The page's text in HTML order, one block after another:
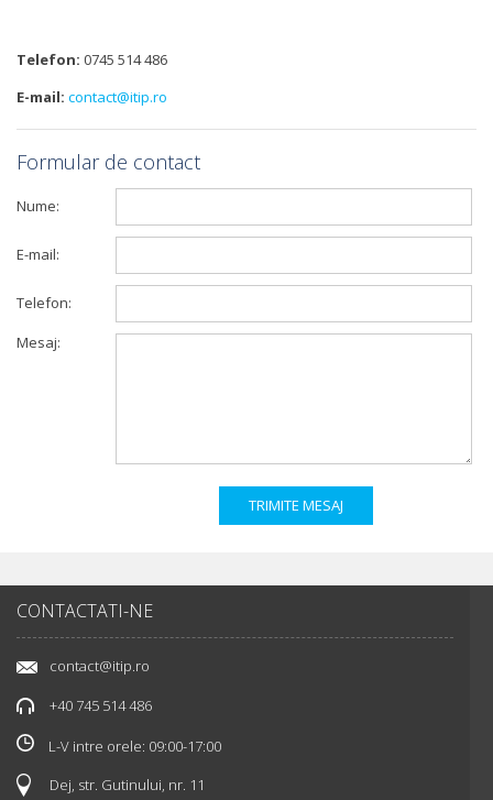
Telefon: 0745 514 486
E-mail: contact@itip.ro
Formular de contact
Nume:
E-mail:
Telefon:
Mesaj:
CONTACTATI-NE
contact@itip.ro
+40 745 514 486
L-V intre orele: 09:00-17:00
Dej, str. Gutinului, nr. 11